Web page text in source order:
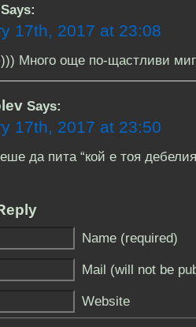
Says:
17th, 2017 at 23:08
Много още по-щастливи
Says:
17th, 2017 at 23:50
да пита “кой е тоя
Name (required)
Mail (will not be
Website